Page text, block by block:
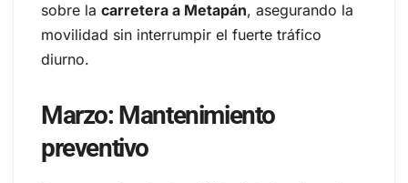
sobre la carretera a Metapán, asegurando la
movilidad sin interrumpir el fuerte tráfico
diurno.
Marzo: Mantenimiento
preventivo